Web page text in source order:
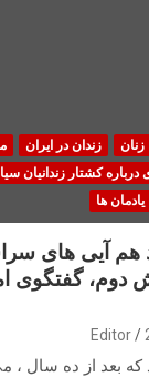
زنان زندان در ایران
کشتار زندانیان
یادمان ها
هم آیی های
گفتگوی
Editor
که بعد از ده سال ،